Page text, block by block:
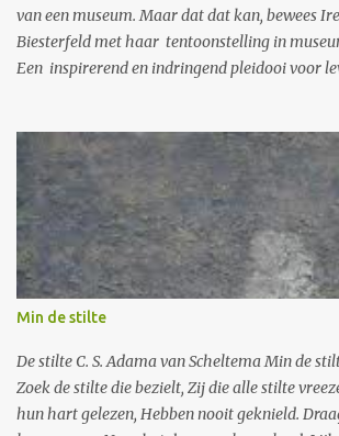
eigen hart haa...
van een museum. Maar dat dat kan, bewees
Biesterfeld met haar tentoonstelling in
Een inspirerend en indringend pleidooi voor
lopend door het Corversbos, het verschil
en dito huismus ontdekte. Ik struinde vaak
waar toen nog volop veldleeuweriken
ik, eenmaal volwassen, op een bescheiden
leven. Maar het eerste boek van Irene van
Dialoog met de natuur (1995), ging aan mij
dat ik haar indertijd – ik zeg het met
Ondertussen heeft prinses Irene niet
duurzaamheidsstichting NatuurCo...
Min de stilte
De stilte C. S. Adama van Scheltema Min de
Zoek de stilte die bezielt, Zij die alle stilte
hun hart gelezen, Hebben nooit geknield.